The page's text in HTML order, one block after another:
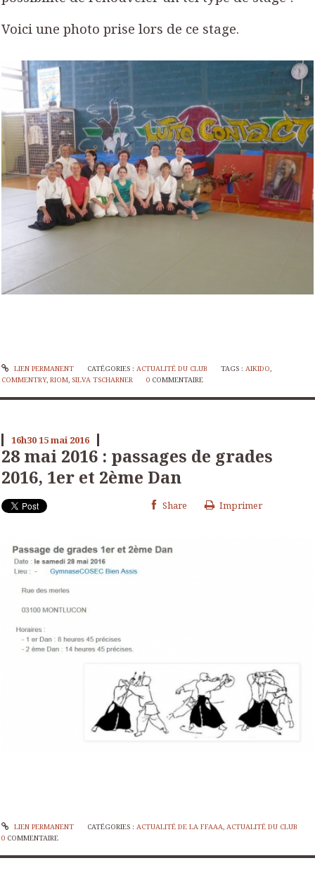
Voici une photo prise lors de ce stage.
LIEN PERMANENT CATÉGORIES : ACTUALITÉ DU CLUB TAGS :AIKIDO,
COMMENTRY, RIOM, SILVA TSCHARNER 0 COMMENTAIRE
16h3015mai 2016
28 mai 2016 : passages de grades
2016, 1er et 2ème Dan
Share Imprimer
LIEN PERMANENT CATÉGORIES : ACTUALITÉ DE LA FFAAA ACTUALITÉ DU CLUB
0 COMMENTAIRE